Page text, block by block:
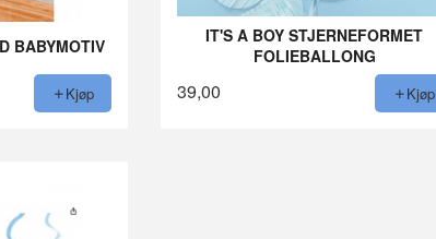
BABYMOTIV
Kjøp
IT'S A BOY STJERNEFORMET
FOLIEBALLONG
39,00 Kjøp